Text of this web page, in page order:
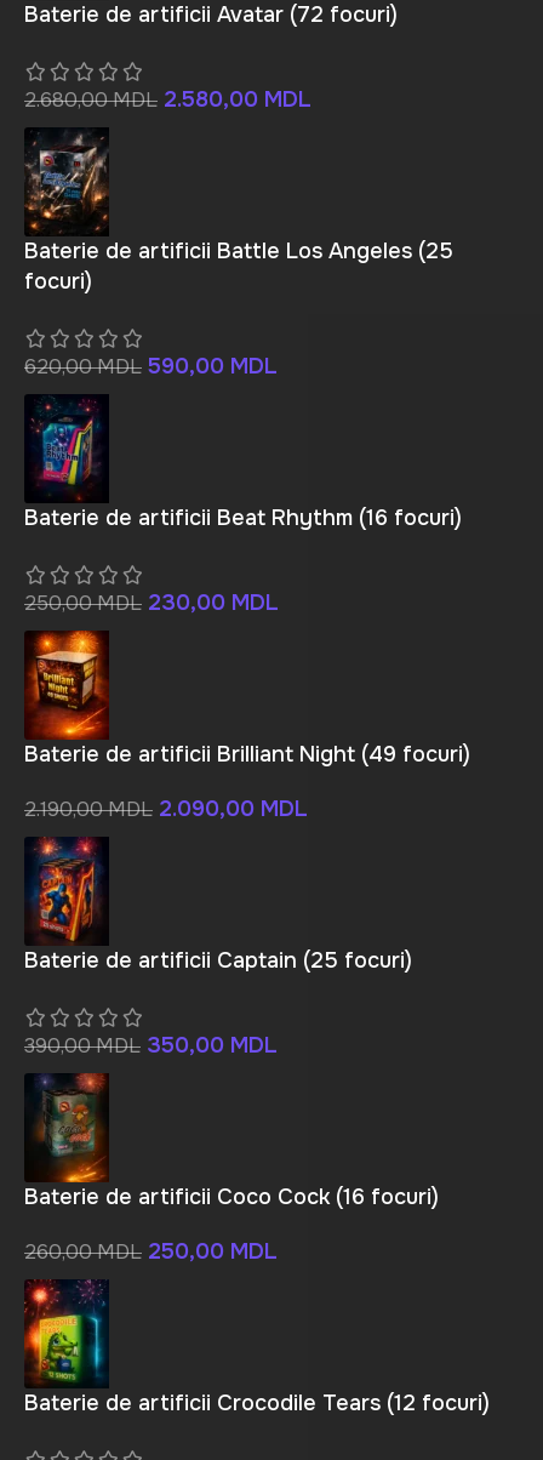
Baterie de artificii Avatar (72 focuri)
2.680,00MDL 2.580,00 MDL
Baterie de artificii Battle Los Angeles (25
focuri)
620,00MDL 590,00 MDL
Baterie de artificii Beat Rhythm (16 focuri)
250,00MDL 230,00 MDL
Baterie de artificii Brilliant Night (49 focuri)
2.190,00MDL 2.090,00 MDL
Baterie de artificii Captain (25 focuri)
390,00MDL 350,00 MDL
Baterie de artificii Coco Cock (16 focuri)
260,00MDL 250,00 MDL
Baterie de artificii Crocodile Tears (12 focuri)